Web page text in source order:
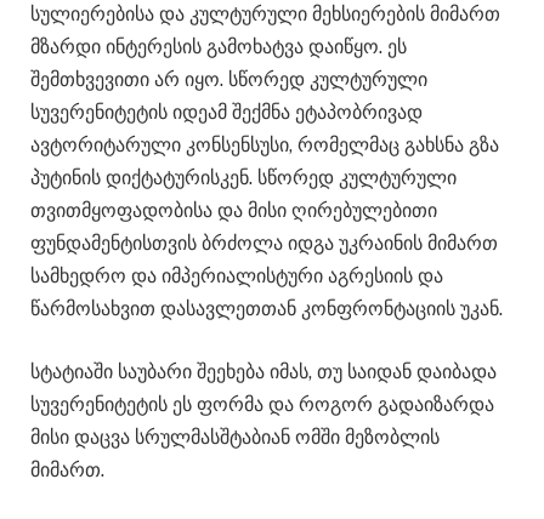
სულიერებისა და კულტურული მეხსიერების მიმართ
მზარდი ინტერესის გამოხატვა დაიწყო. ეს
შემთხვევითი არ იყო. სწორედ კულტურული
სუვერენიტეტის იდეამ შექმნა ეტაპობრივად
ავტორიტარული კონსენსუსი, რომელმაც გახსნა გზა
პუტინის დიქტატურისკენ. სწორედ კულტურული
თვითმყოფადობისა და მისი ღირებულებითი
ფუნდამენტისთვის ბრძოლა იდგა უკრაინის მიმართ
სამხედრო და იმპერიალისტური აგრესიის და
წარმოსახვით დასავლეთთან კონფრონტაციის უკან.
სტატიაში საუბარი შეეხება იმას, თუ საიდან დაიბადა
სუვერენიტეტის ეს ფორმა და როგორ გადაიზარდა
მისი დაცვა სრულმასშტაბიან ომში მეზობლის
მიმართ.